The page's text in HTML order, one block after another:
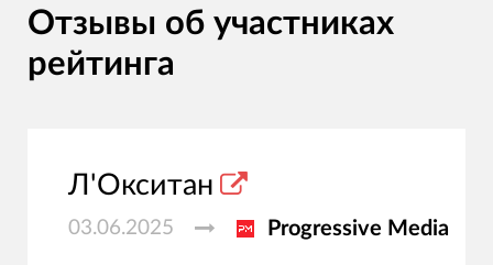
Отзывы об участниках
рейтинга
Л'Окситан
03.06.2025 Progressive Media